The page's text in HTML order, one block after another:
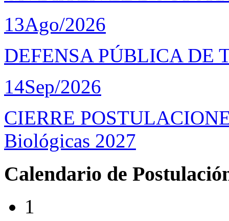
13Ago/2026
DEFENSA PÚBLICA DE
14Sep/2026
CIERRE
Biológicas 2027
Calendario de
1